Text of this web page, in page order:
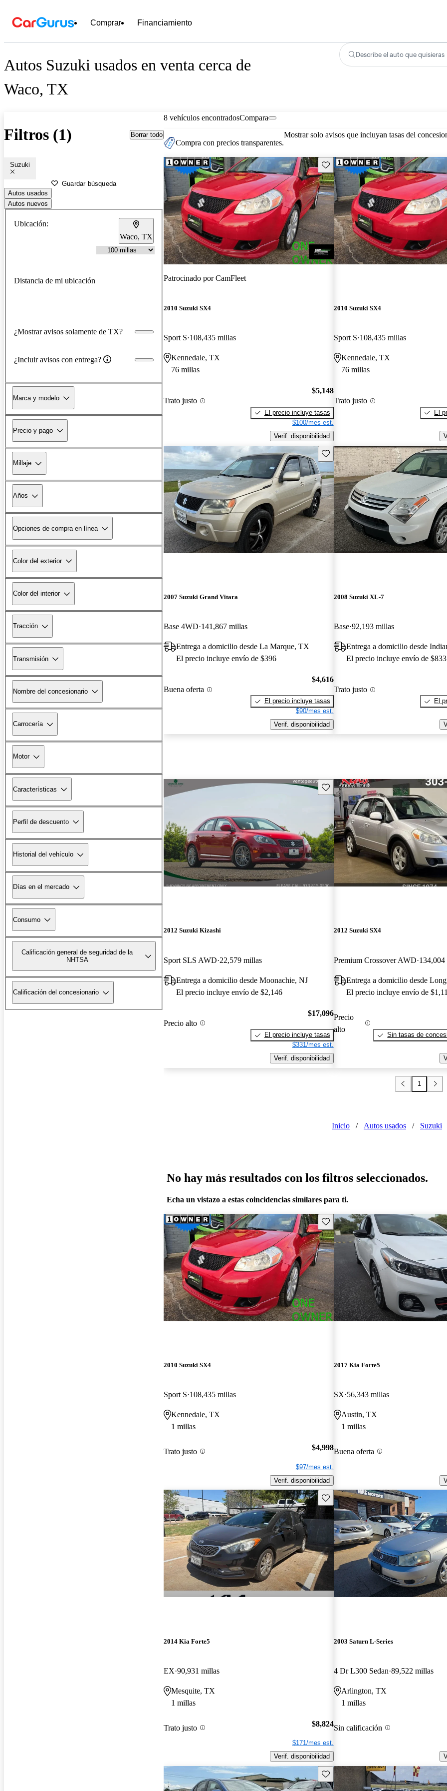
Comprar Financiamiento
Autos Suzuki usados en venta cerca de
Waco, TX
Describe el auto que quisieras
Filtros (1) Borrar todo
Suzuki
Guardar búsqueda
Autos usados
Autos nuevos
Ubicación:
Waco, TX
Distancia de mi ubicación
¿Mostrar avisos solamente de TX?
¿Incluir avisos con entrega?
Marca y modelo
Precio y pago
Millaje
Años
Opciones de compra en línea
Color del exterior
Color del interior
Tracción
Transmisión
Nombre del concesionario
Carrocería
Motor
Características
Perfil de descuento
Historial del vehículo
Días en el mercado
Consumo
Calificación general de seguridad de la
NHTSA
Calificación del concesionario
8 vehículos encontradosCompara
Compra con precios transparentes.
Mostrar solo avisos que incluyan tasas del
Guarda este Aviso
Patrocinado porCamFleet
2010 Suzuki SX4
Sport S 108,435 millas
Kennedale, TX
76 millas
Trato justo
$5,148
El precio incluye tasas
$100/mes est.
Verif. disponibilidad
2010 Suzuki SX4
Sport S 108,435 millas
Kennedale, TX
76 millas
Trato justo
El
Guarda este Aviso
2007 Suzuki Grand Vitara
Base 4WD 141,867 millas
Entrega a domicilio desde La Marque, TX
El precio incluye envío de $396
Buena oferta
$4,616
El precio incluye tasas
$90/mes est.
Verif. disponibilidad
2008 Suzuki XL-7
Base 92,193 millas
Entrega a domicilio desde
El precio incluye envío de $833
Trato justo
El
Guarda este Aviso
2012 Suzuki Kizashi
Sport SLS AWD 22,579 millas
Entrega a domicilio desde Moonachie, NJ
El precio incluye envío de $2,146
Precio alto
$17,096
El precio incluye tasas
$331/mes est.
Verif. disponibilidad
2012 Suzuki SX4
Premium Crossover AWD 134,004
Entrega a domicilio desde
El precio incluye envío de
Precio
alto
Sin tasas de
1
Inicio / Autos usados / Suzuki
No hay más resultados con los filtros seleccionados.
Echa un vistazo a estas coincidencias similares para ti.
Guarda este Aviso
2010 Suzuki SX4
Sport S 108,435 millas
Kennedale, TX
1 millas
Trato justo $4,998
$97/mes est.
Verif. disponibilidad
2017 Kia Forte5
SX 56,343 millas
Austin, TX
1 millas
Buena oferta
Guarda este Aviso
2014 Kia Forte5
EX 90,931 millas
Mesquite, TX
1 millas
Trato justo $8,824
$171/mes est.
Verif. disponibilidad
2003 Saturn L-Series
4 Dr L300 Sedan 89,522 millas
Arlington, TX
1 millas
Sin calificación
Guarda este Aviso